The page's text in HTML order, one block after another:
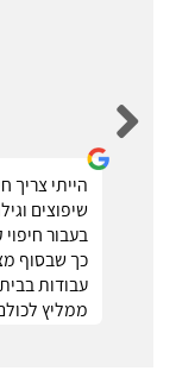
הייתי
שיפוצים
בעבור
כך שבסוף
עבודות
ממליץ